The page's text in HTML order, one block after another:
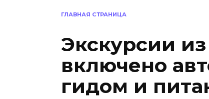
ГЛАВНАЯ СТРАНИЦА
Экскурсии
включено
гидом и